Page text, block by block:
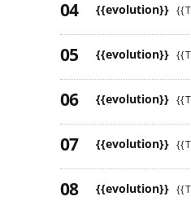
{{evolution}}
{{evolution}}
{{evolution}}
{{evolution}}
{{evolution}}